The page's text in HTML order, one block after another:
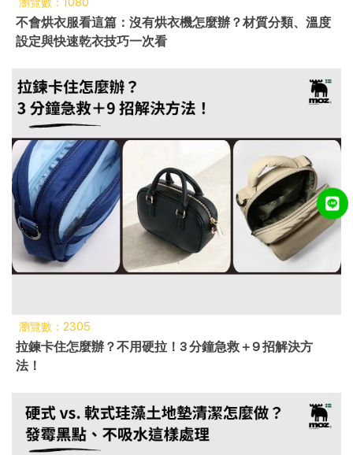
不會烘衣服看這篇：沒有烘衣機怎麼辦？材質分類、溫度
設定與快速乾衣技巧一次看
瀏覽數：2305
拉鍊卡住怎麼辦？不用硬拉！3 分鐘急救＋9 招解決方
法！